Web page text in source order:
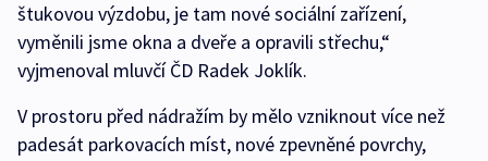
štukovou výzdobu, je tam nové sociální zařízení,
vyměnili jsme okna a dveře a opravili střechu,“
vyjmenoval mluvčí ČD Radek Joklík.
V prostoru před nádražím by mělo vzniknout více než
padesát parkovacích míst, nové zpevněné povrchy,